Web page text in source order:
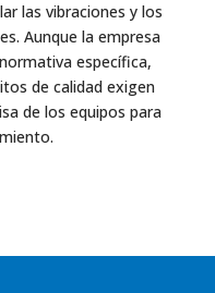
las vibraciones y los
Aunque la empresa
específica,
de calidad exigen
de los equipos para